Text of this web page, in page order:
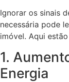
Ignorar os sinais
necessária pode
imóvel. Aqui
1.
Energia